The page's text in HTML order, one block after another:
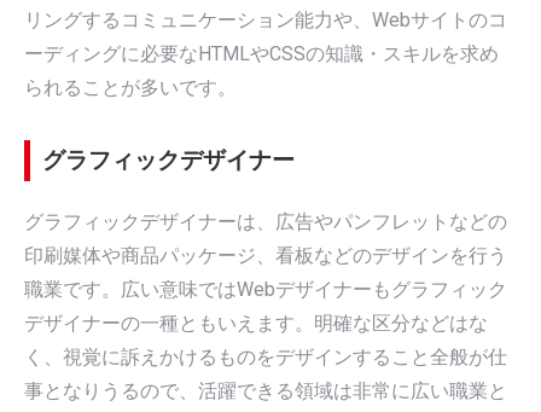
リングするコミュニケーション能力や、Webサイトのコ
ーディングに必要なHTMLやCSSの知識・スキルを求め
られることが多いです。
グラフィックデザイナー
グラフィックデザイナーは、広告やパンフレットなどの
印刷媒体や商品パッケージ、看板などのデザインを行う
職業です。広い意味ではWebデザイナーもグラフィック
デザイナーの一種ともいえます。明確な区分などはな
く、視覚に訴えかけるものをデザインすること全般が仕
事となりうるので、活躍できる領域は非常に広い職業と